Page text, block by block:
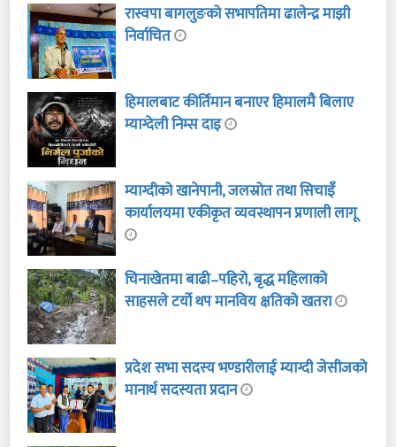
रास्वपा बागलुङको सभापतिमा ढालेन्द्र माझी
निर्वाचित
हिमालबाट कीर्तिमान बनाएर हिमालमै बिलाए
म्याग्देली निम्स दाइ
म्याग्दीको खानेपानी, जलस्रोत तथा सिचाइँ
कार्यालयमा एकीकृत व्यवस्थापन प्रणाली लागू
चिनाखेतमा बाढी–पहिरो, बृद्ध महिलाको
साहसले टर्यो थप मानविय क्षतिको खतरा
प्रदेश सभा सदस्य भण्डारीलाई म्याग्दी जेसीजको
मानार्थ सदस्यता प्रदान